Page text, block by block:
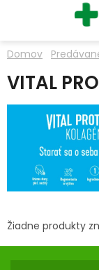
A
MINERÁLY
KOZMETIKA
TRÁVENIE
Domov
VITAL
Žiadne produkty